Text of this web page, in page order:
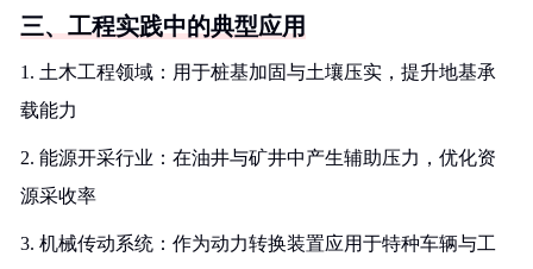
三、工程实践中的典型应用
1. 土木工程领域：用于桩基加固与土壤压实，提升地基承
载能力
2. 能源开采行业：在油井与矿井中产生辅助压力，优化资
源采收率
3. 机械传动系统：作为动力转换装置应用于特种车辆与工